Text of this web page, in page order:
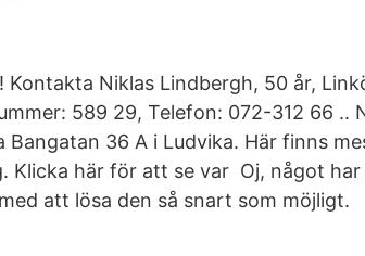
Niklas Lindbergh, 50 år,
589 29, Telefon: 072-312 66 ..
Bangatan 36 A i Ludvika. Här finns
Klicka här för att se var Oj, något
att lösa den så snart som möjligt.